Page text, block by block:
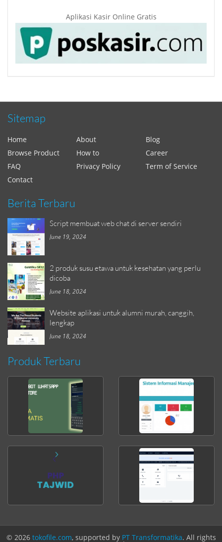
Aplikasi Kasir Online Gratis
Sitemap
Home About
Blog
Browse Product
How to
Career
FAQ
Privacy Policy
Term of Service
Contact
Berita Terbaru
Script membuat web chat di server sendiri
June 19, 2024
2 produk susu etawa untuk kesehatan yang perlu
dicoba
June 18, 2024
Website aplikasi untuk alumni murah, canggih,
lengkap
June 18, 2024
Produk Terbaru
© 2026 tokofile.com, supported by PT Transformatika. All rights